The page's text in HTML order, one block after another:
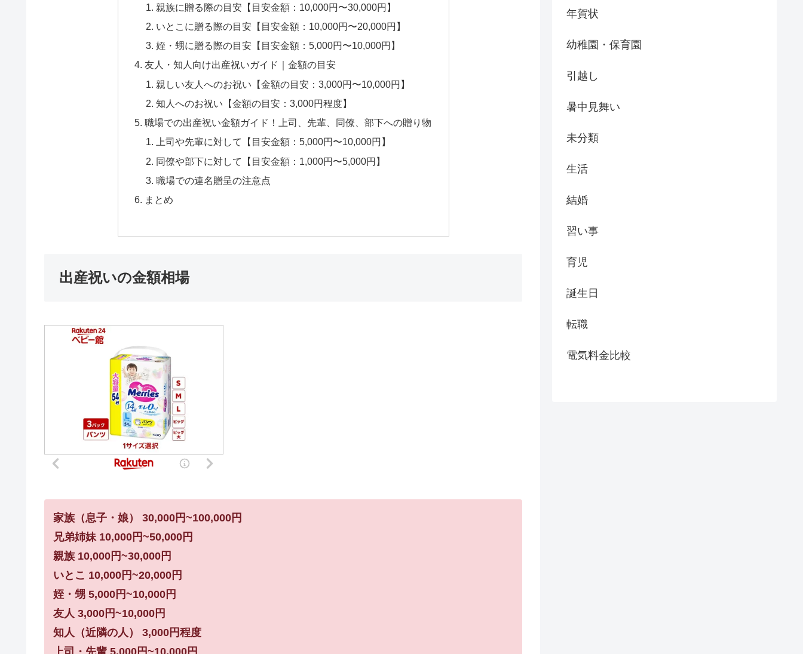
親族に贈る際の目安【目安金額：10,000円〜30,000円】
いとこに贈る際の目安【目安金額：10,000円〜20,000円】
姪・甥に贈る際の目安【目安金額：5,000円〜10,000円】
友人・知人向け出産祝いガイド｜金額の目安
親しい友人へのお祝い【金額の目安：3,000円〜10,000円】
知人へのお祝い【金額の目安：3,000円程度】
職場での出産祝い金額ガイド！上司、先輩、同僚、部下への贈り物
上司や先輩に対して【目安金額：5,000円〜10,000円】
同僚や部下に対して【目安金額：1,000円〜5,000円】
職場での連名贈呈の注意点
まとめ
出産祝いの金額相場
家族（息子・娘） 30,000円~100,000円
兄弟姉妹 10,000円~50,000円
親族 10,000円~30,000円
いとこ 10,000円~20,000円
姪・甥 5,000円~10,000円
友人 3,000円~10,000円
知人（近隣の人） 3,000円程度
年賀状
幼稚園・保育園
引越し
暑中見舞い
未分類
生活
結婚
習い事
育児
誕生日
転職
電気料金比較